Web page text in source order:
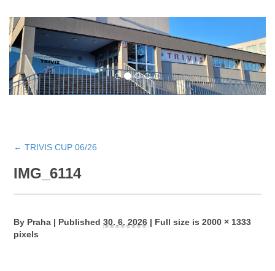
← TRIVIS CUP 06/26
IMG_6114
By Praha | Published 30. 6. 2026 | Full size is2000 × 1333
pixels